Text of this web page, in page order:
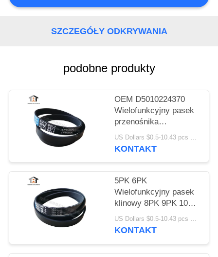
SZCZEGÓŁY ODKRYWANIA
podobne produkty
OEM D5010224370
Wielofunkcyjny pasek
przenośnika
taśmowego V 5
szt.1071
US Dollars $0.5-10.43 pcs MOQ:50 sztuk
KONTAKT
5PK 6PK
Wielofunkcyjny pasek
klinowy 8PK 9PK 10PK
15PK V - pasek
US Dollars $0.5-10.43 pcs MOQ:50 sztuk
KONTAKT